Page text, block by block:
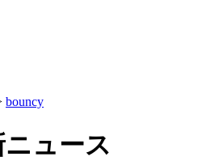
bouncy
ュース